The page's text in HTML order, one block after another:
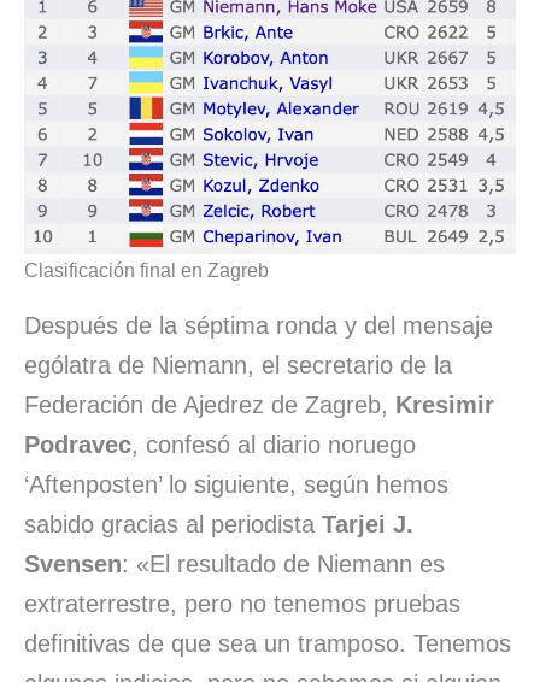
Clasificación final en Zagreb
Después de la séptima ronda y del mensaje
ególatra de Niemann, el secretario de la
Federación de Ajedrez de Zagreb, Kresimir
Podravec, confesó al diario noruego
‘Aftenposten’ lo siguiente, según hemos
sabido gracias al periodista Tarjei J.
Svensen: «El resultado de Niemann es
extraterrestre, pero no tenemos pruebas
definitivas de que sea un tramposo. Tenemos